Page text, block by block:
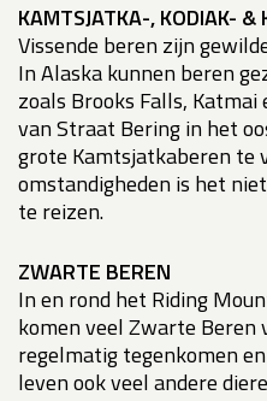
KAMTSJATKA-, KODIAK- &
Vissende beren zijn
In Alaska kunnen beren
zoals Brooks Falls, Katmai
van Straat Bering in het
grote Kamtsjatkaberen te
omstandigheden is het
te reizen.
ZWARTE BEREN
In en rond het Riding
komen veel Zwarte Beren
regelmatig tegenkomen
leven ook veel andere